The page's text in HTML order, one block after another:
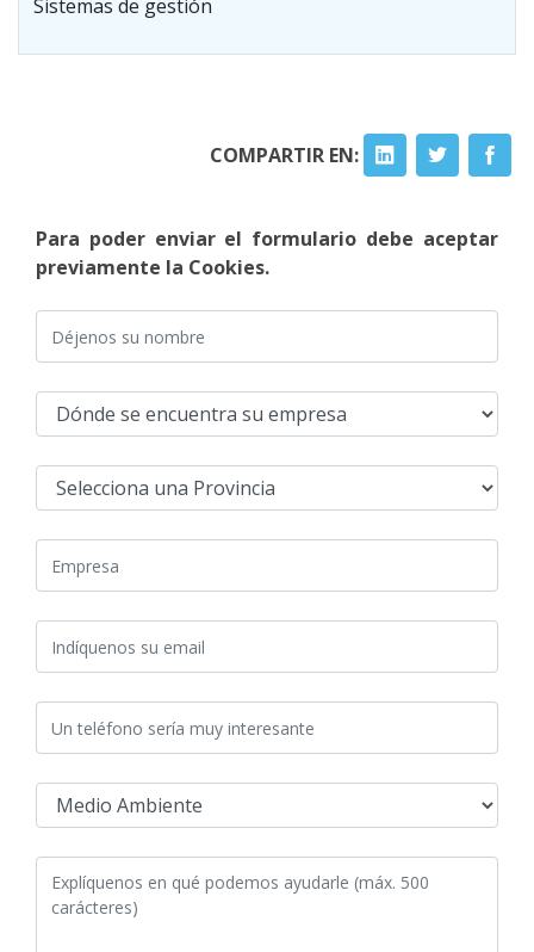
Sistemas de gestión
COMPARTIR EN:
Para poder enviar el formulario debe aceptar
previamente la Cookies.